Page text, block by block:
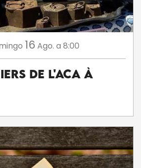
16 Ago. a 8:00
de l'ACA à